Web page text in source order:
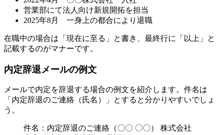
営業部にて法人向け新規開拓を担当
2025年8月 一身上の都合により退職
在職中の場合は「現在に至る」と書き、最終行に「以上」と
記載するのがマナーです。
内定辞退メールの例文
メールで内定を辞退する場合の例文を紹介します。件名は
「内定辞退のご連絡（氏名）」とすると分かりやすいでしょ
う。
件名：内定辞退のご連絡（〇〇 〇〇） 株式会社